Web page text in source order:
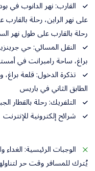
القارب: نهر الدانوب في
على نهر الراين، رحلة
رحلة بالقارب على طول نهر
النقل المسائي: حي
براغ، ساحة رامبرانت في
تذكرة الدخول: قلعة
الطابق الثاني في باريس
التلفريك: رحلة بالقطار
شرائح إلكترونية للإنترنت
الوجبات الرئيسية:
يُترك للمسافر وقت حر